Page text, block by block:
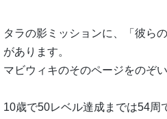
タラの影ミッションに、「彼ら
があります。
マビウィキのそのページをのぞい
10歳で50レベル達成までは54